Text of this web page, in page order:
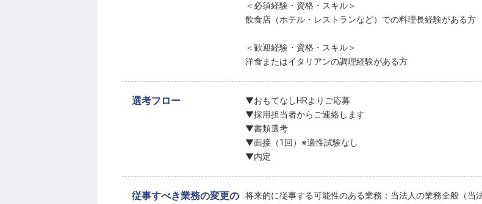
＜必須経験・資格・スキル＞
飲食店（ホテル・レストランなど）での料理長経験がある方
＜歓迎経験・資格・スキル＞
洋食またはイタリアンの調理経験がある方
選考フロー
▼おもてなしHRよりご応募
▼採用担当者からご連絡します
▼書類選考
▼面接（1回）※適性試験なし
▼内定
従事すべき業務の変更の 将来的に従事する可能性のある業務：当法人の業務全般（